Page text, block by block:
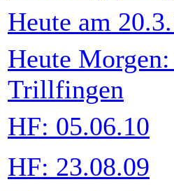
Heute am
Heute
Trillfingen
HF: 05.06.10
HF: 23.08.09